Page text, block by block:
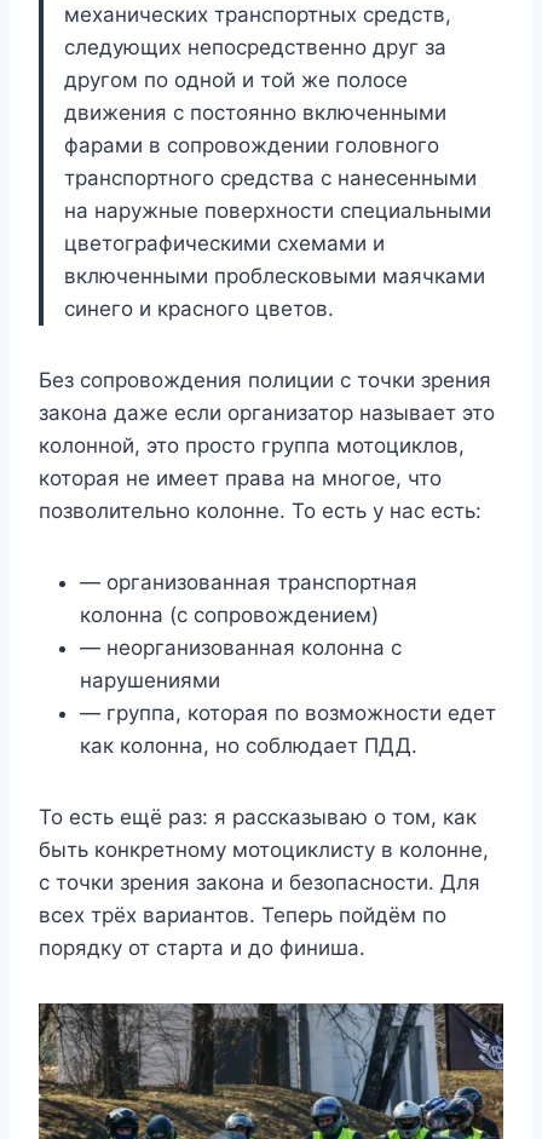
механических транспортных средств,
следующих непосредственно друг за
другом по одной и той же полосе
движения с постоянно включенными
фарами в сопровождении головного
транспортного средства с нанесенными
на наружные поверхности специальными
цветографическими схемами и
включенными проблесковыми маячками
синего и красного цветов.
Без сопровождения полиции с точки зрения
закона даже если организатор называет это
колонной, это просто группа мотоциклов,
которая не имеет права на многое, что
позволительно колонне. То есть у нас есть:
— организованная транспортная
колонна (с сопровождением)
— неорганизованная колонна с
нарушениями
— группа, которая по возможности едет
как колонна, но соблюдает ПДД.
То есть ещё раз: я рассказываю о том, как
быть конкретному мотоциклисту в колонне,
с точки зрения закона и безопасности. Для
всех трёх вариантов. Теперь пойдём по
порядку от старта и до финиша.